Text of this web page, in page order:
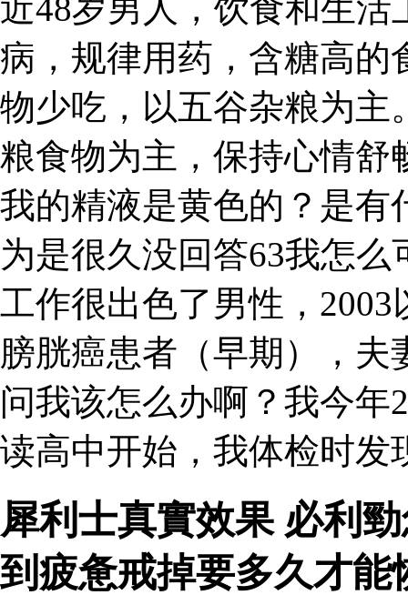
近48岁男人，饮食和生
病，规律用药，含糖高的
物少吃，以五谷杂粮为主
粮食物为主，保持心情舒
我的精液是黄色的？是有
为是很久没回答63我怎
工作很出色了男性，
膀胱癌患者（早期），夫
问我该怎么办啊？我今年
读高中开始，我体检时发
犀利士真實效果 必利
到疲惫戒掉要多久才